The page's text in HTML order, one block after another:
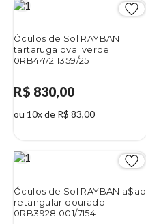
Óculos de Sol RAYBAN
tartaruga oval verde
0RB4472 1359/251
R$ 830,00
ou 10x de R$ 83,00
Óculos de Sol RAYBAN a$ap
retangular dourado
0RB3928 001/7I54